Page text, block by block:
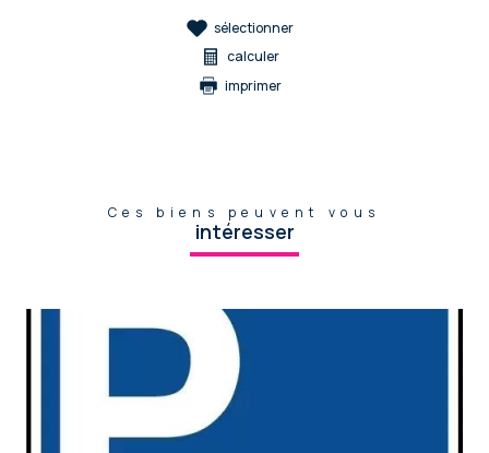
sélectionner
calculer
imprimer
Ces biens peuvent vous
intéresser